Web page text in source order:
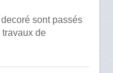
decoré sont passés
travaux de